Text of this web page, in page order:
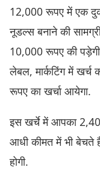
12,000 रूपए में एक
नूडल्स बनाने की
10,000 रूपए की
लेबल, मार्कटिंग में
रूपए का खर्चा आयेगा.
इस खर्चे में आपका
आधी कीमत में भी बेचते
होगी.